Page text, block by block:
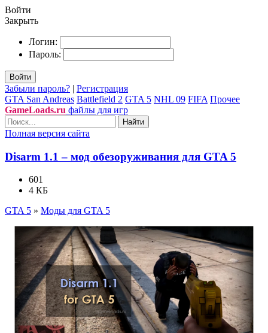
Войти
Закрыть
Логин:
Пароль:
Войти
Забыли пароль? | Регистрация
GTA San Andreas Battlefield 2 GTA 5 NHL 09 FIFA Прочее
GameLoads.ru файлы для игр
Найти
Полная версия сайта
Disarm 1.1 – мод обезоруживания для GTA 5
601
4 КБ
GTA 5 » Моды для GTA 5